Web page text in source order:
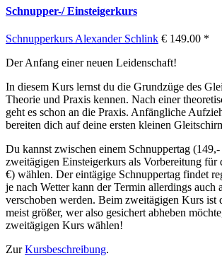
Schnupper-/ Einsteigerkurs
Schnupperkurs Alexander Schlink € 149.00 *
Der Anfang einer neuen Leidenschaft!
In diesem Kurs lernst du die Grundzüge des
Theorie und Praxis kennen. Nach einer
geht es schon an die Praxis. Anfängliche
bereiten dich auf deine ersten kleinen
Du kannst zwischen einem Schnuppertag
zweitägigen Einsteigerkurs als Vorbereitung für
€) wählen. Der eintägige Schnuppertag findet
je nach Wetter kann der Termin allerdings auch
verschoben werden. Beim zweitägigen Kurs ist
meist größer, wer also gesichert abheben
zweitägigen Kurs wählen!
ZurKursbeschreibung.